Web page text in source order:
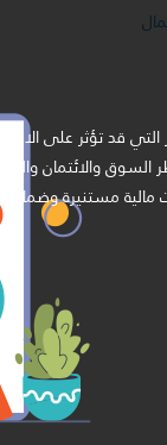
التي قد تؤثر على
السوق والائتمان
مالية مستنيرة وضمان